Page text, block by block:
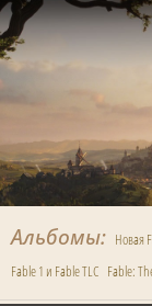
Альбомы Новая
Fable 1 и Fable TLC Fable: